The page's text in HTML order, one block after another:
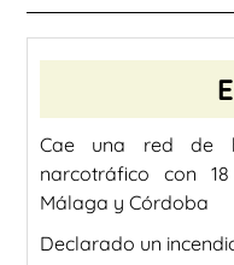
Cae una red de
narcotráfico con
Málaga y Córdoba
Declarado un